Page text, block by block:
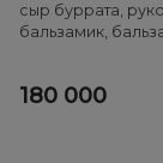
сыр буррата,
бальзамик,
180 000